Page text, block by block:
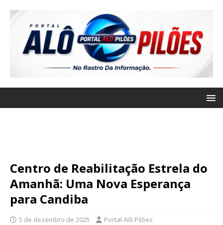
Centro de Reabilitação Estrela do
Amanhã: Uma Nova Esperança
para Candiba
5 de dezembro de 2025 Portal Alô Pilões